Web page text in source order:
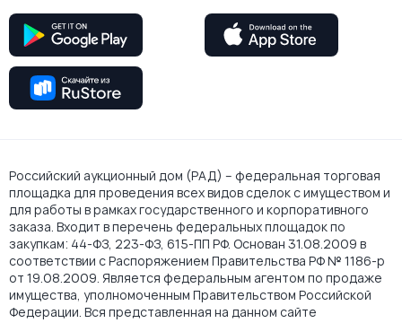
Российский аукционный дом (РАД) – федеральная торговая
площадка для проведения всех видов сделок с имуществом и
для работы в рамках государственного и корпоративного
заказа. Входит в перечень федеральных площадок по
закупкам: 44-ФЗ, 223-ФЗ, 615-ПП РФ. Основан 31.08.2009 в
соответствии с Распоряжением Правительства РФ № 1186-р
от 19.08.2009. Является федеральным агентом по продаже
имущества, уполномоченным Правительством Российской
Федерации. Вся представленная на данном сайте